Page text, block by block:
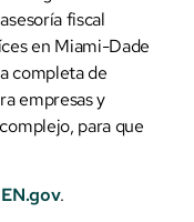
fiscal
en Miami-Dade
completa de
empresas y
para que
.